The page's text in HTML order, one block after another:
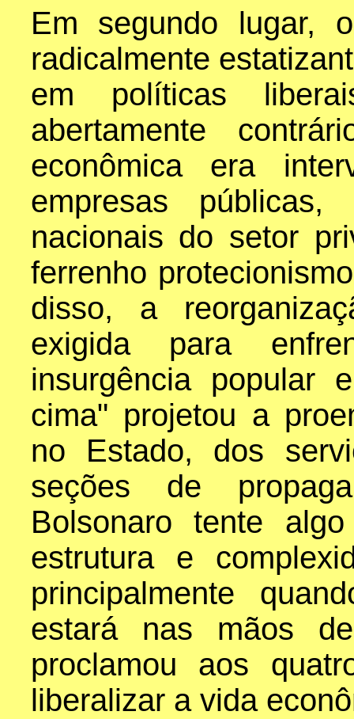
Em segundo lugar,
radicalmente
em políticas
abertamente
econômica era
empresas públicas,
nacionais do setor
ferrenho
disso, a
exigida para
insurgência popular
cima" projetou a
no Estado, dos
seções de
Bolsonaro tente
estrutura e
principalmente
estará nas mãos
proclamou aos
liberalizar a vida